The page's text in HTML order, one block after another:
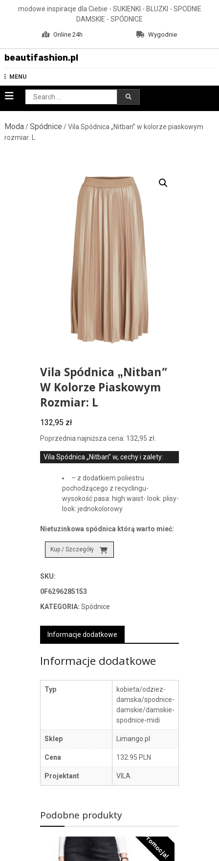
modowe inspiracje dla Ciebie - SUKIENKI - BLUZKI - SPODNIE
DAMSKIE - SPÓDNICE
Online 24h Wygodnie
beautifashion.pl
MENU
Search
for:
Moda/Spódnice / Vila Spódnica „Nitban” w kolorze piaskowym
rozmiar: L
Vila Spódnica „Nitban”
W Kolorze Piaskowym
Rozmiar: L
132,95 zł
Poprzednia najniższa cena: 132,95 zł.
Vila Spódnica „Nitban” w, cechy i zalety:
– z dodatkiem poliestru
pochodzącego z recyclingu-
wysokość pasa: high waist- look: plisy-
look: jednokolorowy
Nietuzinkowa spódnica którą warto mieć:
Kup / Szczegóły
SKU:
0F6296285153
KATEGORIA: Spódnice
Informacje dodatkowe
Informacje dodatkowe
Typ
kobieta/odziez-
damska/spodnice-
damskie/damskie-
spodnice-midi
Sklep Limango.pl
Cena 132.95 PLN
Projektant VILA
Podobne produkty
Promocja!